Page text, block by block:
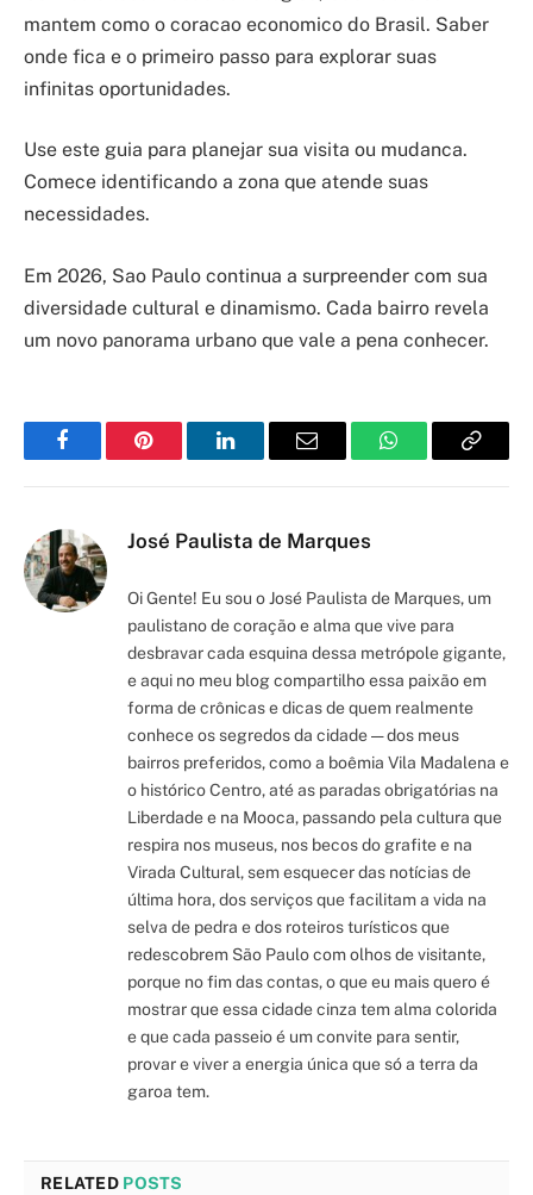
mantem como o coracao economico do Brasil. Saber
onde fica e o primeiro passo para explorar suas
infinitas oportunidades.
Use este guia para planejar sua visita ou mudanca.
Comece identificando a zona que atende suas
necessidades.
Em 2026, Sao Paulo continua a surpreender com sua
diversidade cultural e dinamismo. Cada bairro revela
um novo panorama urbano que vale a pena conhecer.
FacebookPinterest LinkedInEmail WhatsAppCopy
José Paulista de Marques
Oi Gente! Eu sou o José Paulista de Marques, um
paulistano de coração e alma que vive para
desbravar cada esquina dessa metrópole gigante,
e aqui no meu blog compartilho essa paixão em
forma de crônicas e dicas de quem realmente
conhece os segredos da cidade — dos meus
bairros preferidos, como a boêmia Vila Madalena e
o histórico Centro, até as paradas obrigatórias na
Liberdade e na Mooca, passando pela cultura que
respira nos museus, nos becos do grafite e na
Virada Cultural, sem esquecer das notícias de
última hora, dos serviços que facilitam a vida na
selva de pedra e dos roteiros turísticos que
redescobrem São Paulo com olhos de visitante,
porque no fim das contas, o que eu mais quero é
mostrar que essa cidade cinza tem alma colorida
e que cada passeio é um convite para sentir,
provar e viver a energia única que só a terra da
garoa tem.
RELATED POSTS